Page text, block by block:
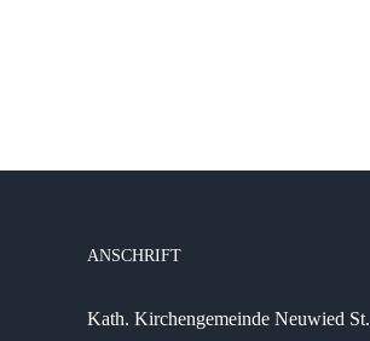
ANSCHRIFT
Kath. Kirchengemeinde Neuwied St.